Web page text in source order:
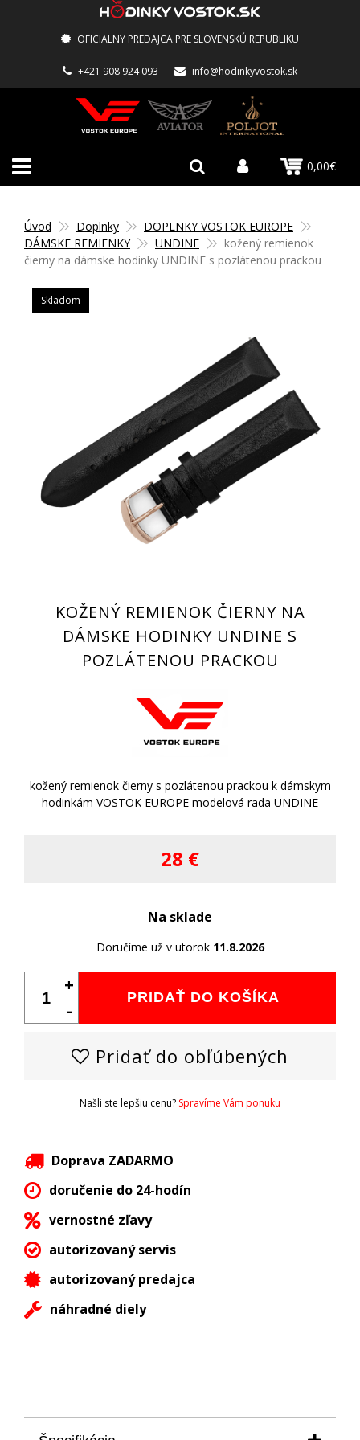
OFICIALNY PREDAJCA PRE SLOVENSKÚ REPUBLIKU
+421 908 924 093 info@hodinkyvostok.sk
0,00€
Úvod Doplnky
DOPLNKY VOSTOK EUROPE
DÁMSKE REMIENKY
UNDINE
kožený remienok
čierny na dámske hodinky UNDINE s pozlátenou prackou
Skladom
KOŽENÝ REMIENOK ČIERNY NA
DÁMSKE HODINKY UNDINE S
POZLÁTENOU PRACKOU
kožený remienok čierny s pozlátenou prackou k dámskym
hodinkám VOSTOK EUROPE modelová rada UNDINE
28 €
Na sklade
Doručíme už v utorok 11.8.2026
PRIDAŤ DO KOŠÍKA
+
-
Pridať do obľúbených
Našli ste lepšiu cenu? Spravíme Vám ponuku
Doprava ZADARMO
doručenie do 24-hodín
vernostné zľavy
autorizovaný servis
autorizovaný predajca
náhradné diely